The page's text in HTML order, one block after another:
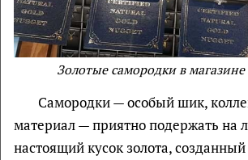
Золотые самородки в магазине
Самородки — особый шик,
материал — приятно подержать на
настоящий кусок золота,